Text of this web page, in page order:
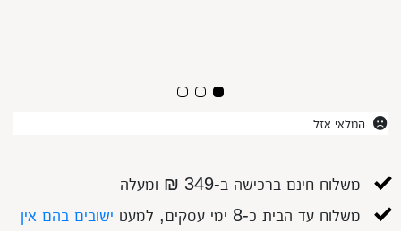
המלאי אזל
משלוח חינם ברכישה ב-349 ₪ ומעלה
משלוח עד הבית כ-8 ימי עסקים, למעט
ישובים בהם אין